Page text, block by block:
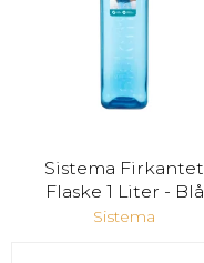
Sistema Firkantet
Flaske 1 Liter - Blå
Sistema